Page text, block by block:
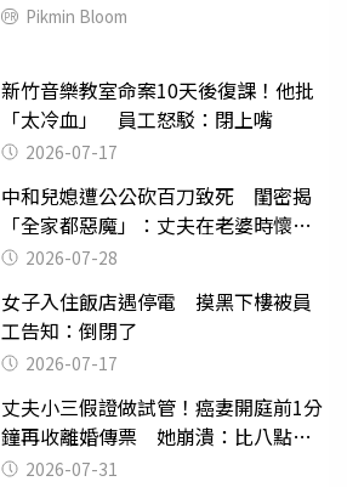
Pikmin Bloom
新竹音樂教室命案10天後復課！他批
「太冷血」 員工怒駁：閉上嘴
2026-07-17
中和兒媳遭公公砍百刀致死 閨密揭
「全家都惡魔」：丈夫在老婆時懷孕
摔東西
2026-07-28
女子入住飯店遇停電 摸黑下樓被員
工告知：倒閉了
2026-07-17
丈夫小三假證做試管！癌妻開庭前1分
鐘再收離婚傳票 她崩潰：比八點檔
還扯2026-07-31